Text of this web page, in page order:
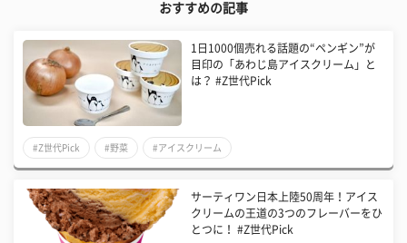
おすすめの記事
1日1000個売れる話題の“ペンギン”が
目印の「あわじ島アイスクリーム」と
は？ #Z世代Pick
#Z世代Pick #野菜 #アイスクリーム
サーティワン日本上陸50周年！アイス
クリームの王道の3つのフレーバーをひ
とつに！ #Z世代Pick